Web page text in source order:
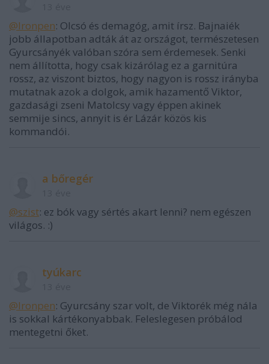
@Ironpen: Olcsó és demagóg, amit írsz. Bajnaiék
jobb állapotban adták át az országot, természetesen
Gyurcsányék valóban szóra sem érdemesek. Senki
nem állította, hogy csak kizárólag ez a garnitúra
rossz, az viszont biztos, hogy nagyon is rossz irányba
mutatnak azok a dolgok, amik hazamentő Viktor,
gazdasági zseni Matolcsy vagy éppen akinek
semmije sincs, annyit is ér Lázár közös kis
kommandói.
a bőregér
@szist: ez bók vagy sértés akart lenni? nem egészen
világos. :)
tyúkarc
@Ironpen: Gyurcsány szar volt, de Viktorék még nála
is sokkal kártékonyabbak. Feleslegesen próbálod
mentegetni őket.